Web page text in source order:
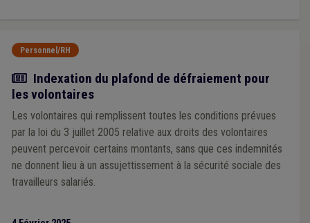
Personnel/RH
Actualité
Indexation du plafond de défraiement pour
les volontaires
Les volontaires qui remplissent toutes les conditions prévues
par la loi du 3 juillet 2005 relative aux droits des volontaires
peuvent percevoir certains montants, sans que ces indemnités
ne donnent lieu à un assujettissement à la sécurité sociale des
travailleurs salariés.